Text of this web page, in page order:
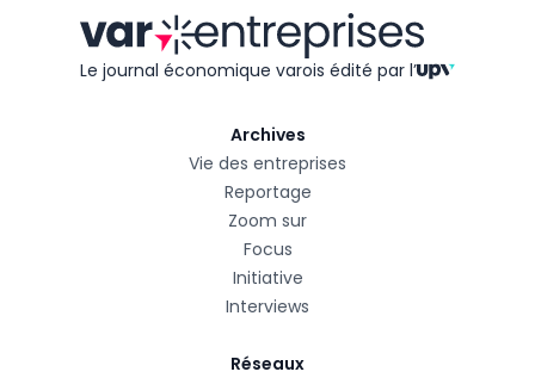
Le journal économique varois édité par l’
Archives
Vie des entreprises
Reportage
Zoom sur
Focus
Initiative
Interviews
Réseaux